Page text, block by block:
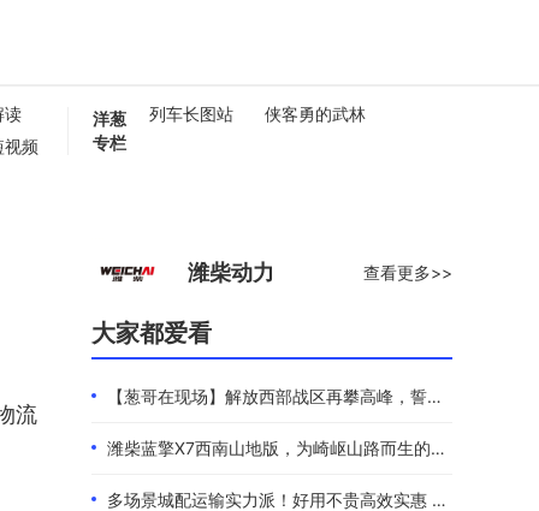
读
视频
洋葱
专栏
列车长图站 侠客勇的武林
流
潍柴动力 查看更多>>
大家都爱看
【葱哥在现场】解放西部战区再攀高峰，誓夺全年4.4万辆
潍柴蓝擎X7西南山地版，为崎岖山路而生的高效物流伙伴
多场景城配运输实力派！好用不贵高效实惠 101度4米2选蓝擎EHMAX